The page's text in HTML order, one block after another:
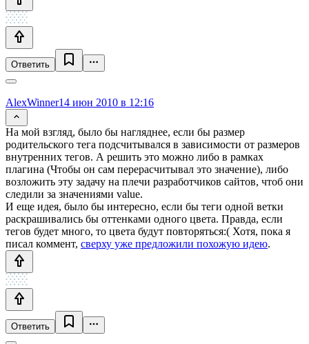
Ответить
AlexWinner14 июн 2010 в 12:16
На мой взгляд, было бы нагляднее, если бы размер
родительского тега подсчитывался в зависимости от размеров
внутренних тегов. А решить это можно либо в рамках
плагина (Чтобы он сам перерасчитывал это значение), либо
возложить эту задачу на плечи разработчиков сайтов, чтоб они
следили за значениями value.
И еще идея, было бы интересно, если бы теги одной ветки
раскрашивались бы оттенками одного цвета. Правда, если
тегов будет много, то цвета будут повторяться:( Хотя, пока я
писал коммент, сверху уже предложили похожую идею.
Ответить